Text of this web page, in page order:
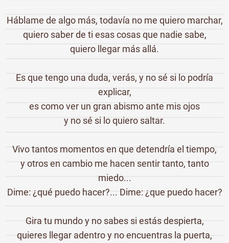
Háblame de algo más, todavía no me quiero marchar,
quiero saber de ti esas cosas que nadie sabe,
quiero llegar más allá.
Es que tengo una duda, verás, y no sé si lo podría
explicar,
es como ver un gran abismo ante mis ojos
y no sé si lo quiero saltar.
Vivo tantos momentos en que detendría el tiempo,
y otros en cambio me hacen sentir tanto, tanto
miedo...
Dime: ¿qué puedo hacer?... Dime: ¿que puedo hacer?
Gira tu mundo y no sabes si estás despierta,
quieres llegar adentro y no encuentras la puerta,